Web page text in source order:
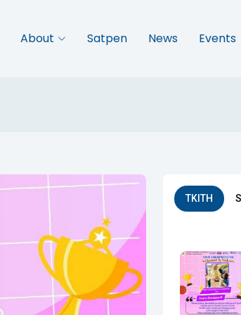
About Satpen News Events
TKITH